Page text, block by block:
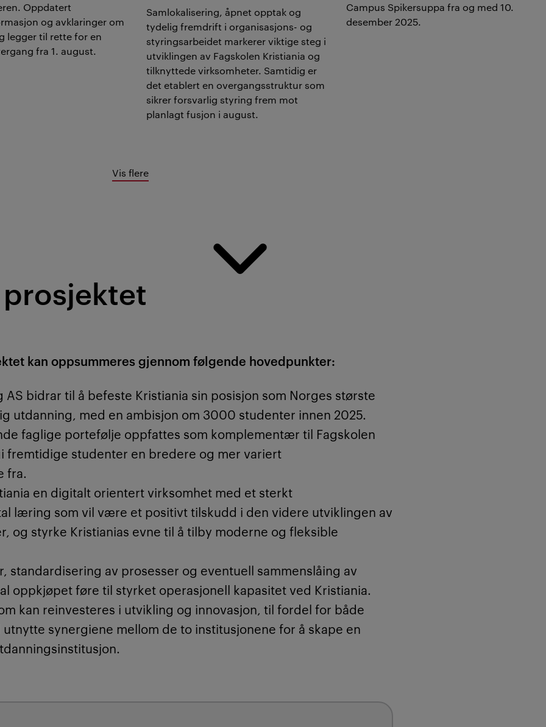
Oppdatert
og avklaringer om
legger til rette for en
fra 1. august.
Samlokalisering, åpnet opptak og
tydelig fremdrift i organisasjons- og
styringsarbeidet markerer viktige steg i
utviklingen av Fagskolen Kristiania og
tilknyttede virksomheter. Samtidig er
det etablert en overgangsstruktur som
sikrer forsvarlig styring frem mot
planlagt fusjon i august.
Campus Spikersuppa fra og med 10.
desember 2025.
Vis flere
kan oppsummeres gjennom følgende hovedpunkter:
AS bidrar til å befeste Kristiania sin posisjon som Norges største
utdanning, med en ambisjon om 3000 studenter innen 2025.
faglige portefølje oppfattes som komplementær til Fagskolen
fremtidige studenter en bredere og mer variert
fra.
en digitalt orientert virksomhet med et sterkt
læring som vil være et positivt tilskudd i den videre utviklingen av
og styrke Kristianias evne til å tilby moderne og fleksible
standardisering av prosesser og eventuell sammenslåing av
oppkjøpet føre til styrket operasjonell kapasitet ved Kristiania.
kan reinvesteres i utvikling og innovasjon, til fordel for både
synergiene mellom de to institusjonene for å skape en